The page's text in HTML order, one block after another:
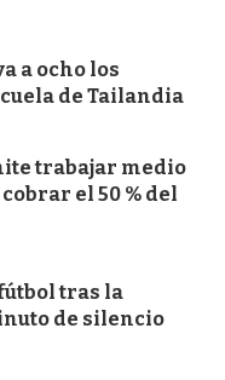
a ocho los
de Tailandia
trabajar medio
el 50 % del
tras la
de silencio